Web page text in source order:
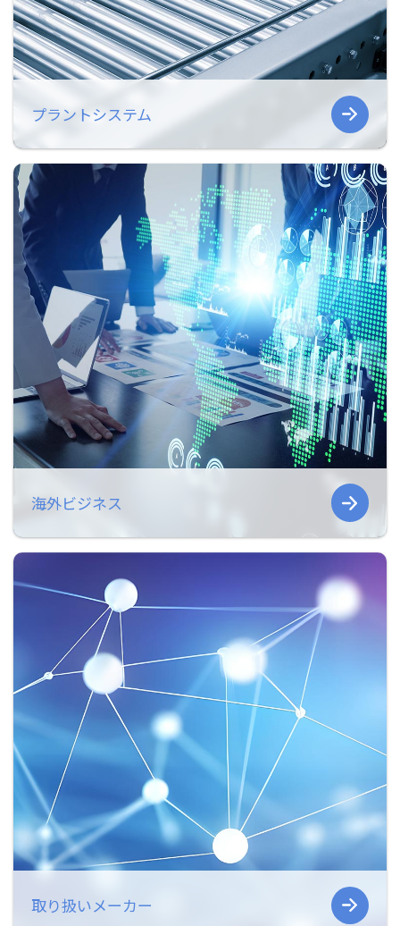
プラントシステム
海外ビジネス
取り扱いメーカー